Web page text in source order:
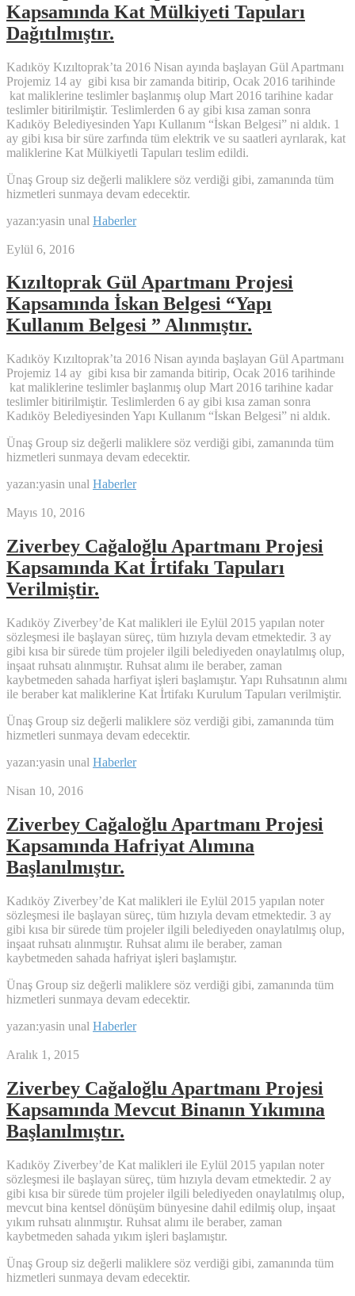
Kapsamında Kat Mülkiyeti Tapuları
Dağıtılmıştır.
Kadıköy Kızıltoprak’ta 2016 Nisan ayında başlayan Gül Apartmanı
Projemiz 14 ay gibi kısa bir zamanda bitirip, Ocak 2016 tarihinde
kat maliklerine teslimler başlanmış olup Mart 2016 tarihine kadar
teslimler bitirilmiştir. Teslimlerden 6 ay gibi kısa zaman sonra
Kadıköy Belediyesinden Yapı Kullanım “İskan Belgesi” ni aldık. 1
ay gibi kısa bir süre zarfında tüm elektrik ve su saatleri ayrılarak, kat
maliklerine Kat Mülkiyetli Tapuları teslim edildi.
Ünaş Group siz değerli maliklere söz verdiği gibi, zamanında tüm
hizmetleri sunmaya devam edecektir.
yazan:yasin unal Haberler
Eylül 6, 2016
Kızıltoprak Gül Apartmanı Projesi
Kapsamında İskan Belgesi “Yapı
Kullanım Belgesi ” Alınmıştır.
Kadıköy Kızıltoprak’ta 2016 Nisan ayında başlayan Gül Apartmanı
Projemiz 14 ay gibi kısa bir zamanda bitirip, Ocak 2016 tarihinde
kat maliklerine teslimler başlanmış olup Mart 2016 tarihine kadar
teslimler bitirilmiştir. Teslimlerden 6 ay gibi kısa zaman sonra
Kadıköy Belediyesinden Yapı Kullanım “İskan Belgesi” ni aldık.
Ünaş Group siz değerli maliklere söz verdiği gibi, zamanında tüm
hizmetleri sunmaya devam edecektir.
yazan:yasin unal Haberler
Mayıs 10, 2016
Ziverbey Cağaloğlu Apartmanı Projesi
Kapsamında Kat İrtifakı Tapuları
Verilmiştir.
Kadıköy Ziverbey’de Kat malikleri ile Eylül 2015 yapılan noter
sözleşmesi ile başlayan süreç, tüm hızıyla devam etmektedir. 3 ay
gibi kısa bir sürede tüm projeler ilgili belediyeden onaylatılmış olup,
inşaat ruhsatı alınmıştır. Ruhsat alımı ile beraber, zaman
kaybetmeden sahada harfiyat işleri başlamıştır. Yapı Ruhsatının alımı
ile beraber kat maliklerine Kat İrtifakı Kurulum Tapuları verilmiştir.
Ünaş Group siz değerli maliklere söz verdiği gibi, zamanında tüm
hizmetleri sunmaya devam edecektir.
yazan:yasin unal Haberler
Nisan 10, 2016
Ziverbey Cağaloğlu Apartmanı Projesi
Kapsamında Hafriyat Alımına
Başlanılmıştır.
Kadıköy Ziverbey’de Kat malikleri ile Eylül 2015 yapılan noter
sözleşmesi ile başlayan süreç, tüm hızıyla devam etmektedir. 3 ay
gibi kısa bir sürede tüm projeler ilgili belediyeden onaylatılmış olup,
inşaat ruhsatı alınmıştır. Ruhsat alımı ile beraber, zaman
kaybetmeden sahada hafriyat işleri başlamıştır.
Ünaş Group siz değerli maliklere söz verdiği gibi, zamanında tüm
hizmetleri sunmaya devam edecektir.
yazan:yasin unal Haberler
Aralık 1, 2015
Ziverbey Cağaloğlu Apartmanı Projesi
Kapsamında Mevcut Binanın Yıkımına
Başlanılmıştır.
Kadıköy Ziverbey’de Kat malikleri ile Eylül 2015 yapılan noter
sözleşmesi ile başlayan süreç, tüm hızıyla devam etmektedir. 2 ay
gibi kısa bir sürede tüm projeler ilgili belediyeden onaylatılmış olup,
mevcut bina kentsel dönüşüm bünyesine dahil edilmiş olup, inşaat
yıkım ruhsatı alınmıştır. Ruhsat alımı ile beraber, zaman
kaybetmeden sahada yıkım işleri başlamıştır.
Ünaş Group siz değerli maliklere söz verdiği gibi, zamanında tüm
hizmetleri sunmaya devam edecektir.